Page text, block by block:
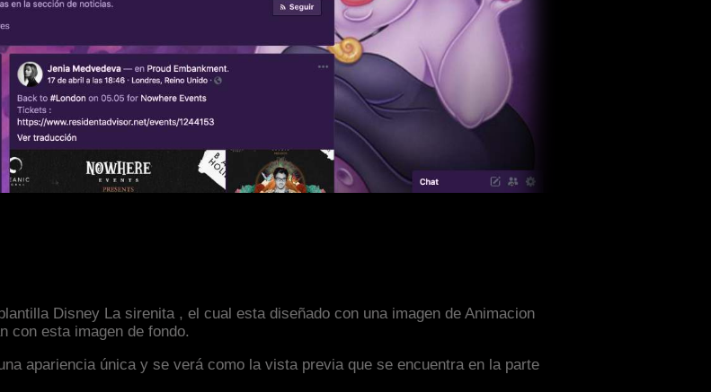
Disney La sirenita , el cual esta diseñado con una imagen de Animacion
con esta imagen de fondo.
apariencia única y se verá como la vista previa que se encuentra en la parte